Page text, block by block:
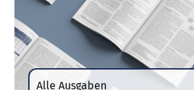
Alle Ausgaben